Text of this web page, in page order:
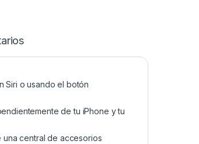
Siri o usando el botón
de tu iPhone y tu
central de accesorios